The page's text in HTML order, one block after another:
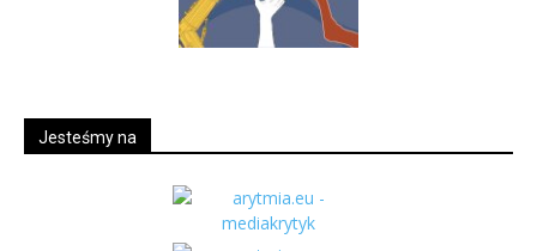
Jesteśmy na